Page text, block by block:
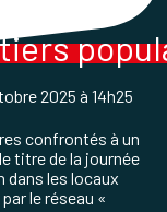
2025 à 14h25
confrontés à un
titre de la journée
dans les locaux
le réseau «